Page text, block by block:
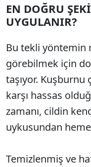
EN DOĞRU
UYGULANIR?
Bu tekli yöntemin
görebilmek için
taşıyor. Kuşburnu
karşı hassas
zamanı, cildin
uykusundan
Temizlenmiş ve